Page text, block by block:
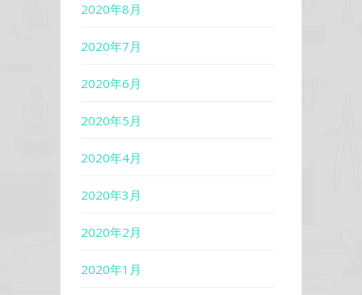
2020年8月
2020年7月
2020年6月
2020年5月
2020年4月
2020年3月
2020年2月
2020年1月